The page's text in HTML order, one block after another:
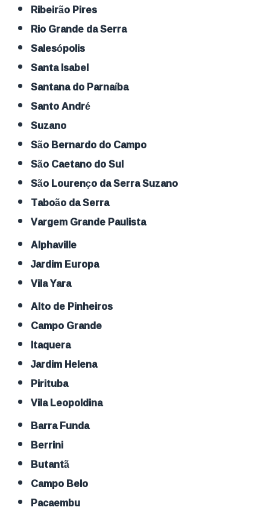
Ribeirão Pires
Rio Grande da Serra
Salesópolis
Santa Isabel
Santana do Parnaíba
Santo André
Suzano
São Bernardo do Campo
São Caetano do Sul
São Lourenço da Serra Suzano
Taboão da Serra
Vargem Grande Paulista
Alphaville
Jardim Europa
Vila Yara
Alto de Pinheiros
Campo Grande
Itaquera
Jardim Helena
Pirituba
Vila Leopoldina
Barra Funda
Berrini
Butantã
Campo Belo
Pacaembu